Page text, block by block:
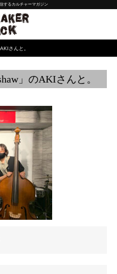
するカルチャーマガジン
さんと。
」のAKIさんと。